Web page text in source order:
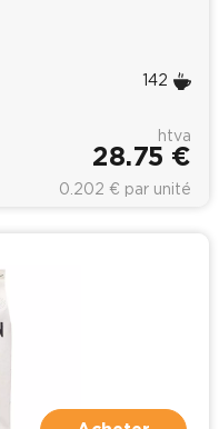
142
htva
28.75 €
0.202 € par unité